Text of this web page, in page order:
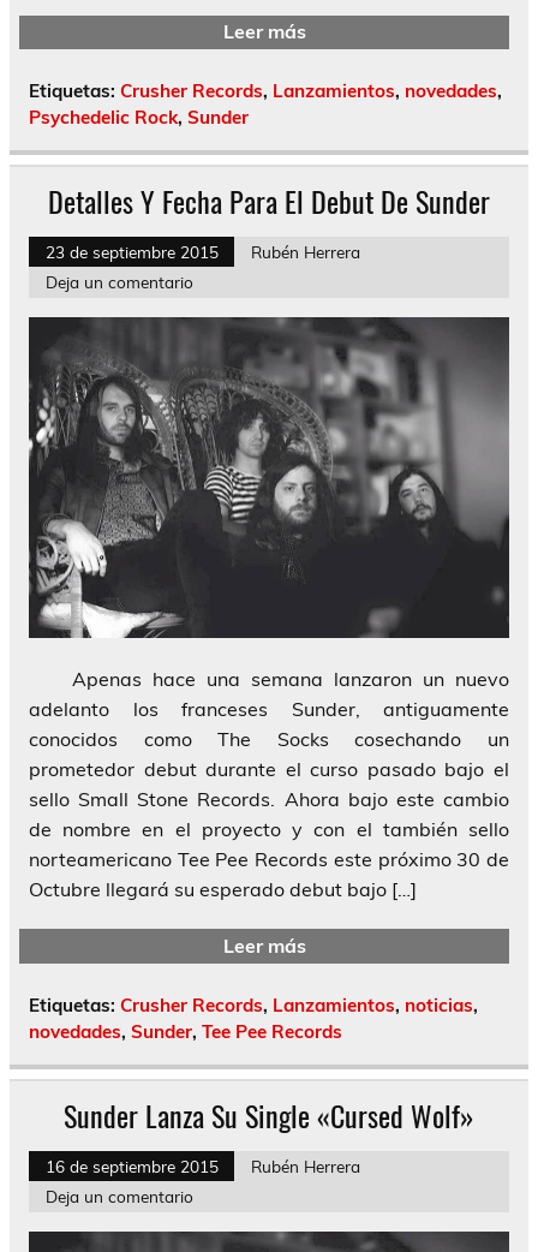
Leer más
Etiquetas: Crusher Records, Lanzamientos, novedades,
Psychedelic Rock, Sunder
Detalles Y Fecha Para El Debut De Sunder
23 de septiembre 2015
Rubén Herrera
Deja un comentario
Apenas hace una semana lanzaron un nuevo
adelanto los franceses Sunder, antiguamente
conocidos como The Socks cosechando un
prometedor debut durante el curso pasado bajo el
sello Small Stone Records. Ahora bajo este cambio
de nombre en el proyecto y con el también sello
norteamericano Tee Pee Records este próximo 30 de
Octubre llegará su esperado debut bajo […]
Leer más
Etiquetas: Crusher Records, Lanzamientos, noticias,
novedades, Sunder, Tee Pee Records
Sunder Lanza Su Single «Cursed Wolf»
16 de septiembre 2015
Rubén Herrera
Deja un comentario